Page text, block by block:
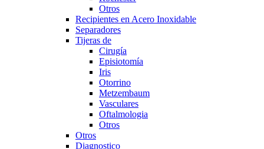
Otros
Recipientes en Acero Inoxidable
Separadores
Tijeras de
Cirugía
Episiotomía
Iris
Otorrino
Metzembaum
Vasculares
Oftalmologia
Otros
Otros
Diagnostico